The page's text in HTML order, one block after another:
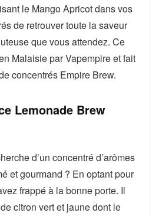
le Mango Apricot dans vos
de retrouver toute la saveur
que vous attendez. Ce
Malaisie par Vapempire et fait
concentrés Empire Brew.
Lemonade Brew
d’un concentré d’arômes
et gourmand ? En optant pour
frappé à la bonne porte. Il
citron vert et jaune dont le